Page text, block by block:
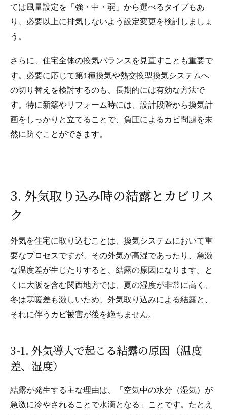
ては風量設定を「強・中・弱」から選べるタイプもあ
り、必要以上に排気しないよう設定変更を検討しましょ
う。
さらに、住宅全体の換気バランスを見直すことも重要で
す。必要に応じて第1種換気や熱交換型換気システムへ
の切り替えを検討するのも、長期的には有効な方法で
す。特に新築やリフォーム時には、設計段階から換気計
画をしっかりと立てることで、負圧によるカビ問題を未
然に防ぐことができます。
3. 外気取り込み時の結露とカビリス
ク
外気を住宅に取り込むことは、換気システムにおいて重
要なプロセスですが、その外気が高湿であったり、急激
な温度差が生じたりすると、結露の原因になります。と
くに大阪を含む関西地方では、夏の湿度が非常に高く、
冬は寒暖差も激しいため、外気取り込みによる結露と、
それに伴うカビ被害が後を絶ちません。
3-1. 外気導入で起こる結露の原因（温度
差、湿度）
結露が発生する主な理由は、「空気中の水分（湿気）が
急激に冷やされることで水滴となる」ことです。たとえ